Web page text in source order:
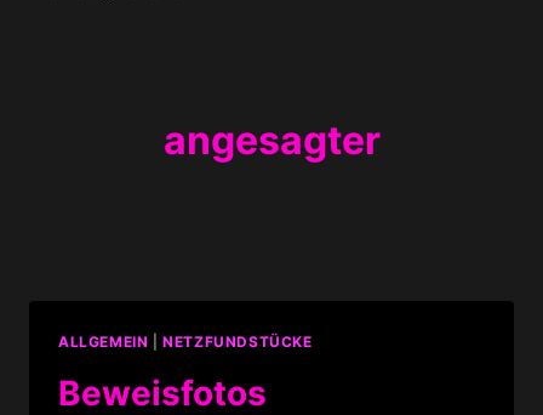
angesagter
ALLGEMEIN |NETZFUNDSTÜCKE
Beweisfotos